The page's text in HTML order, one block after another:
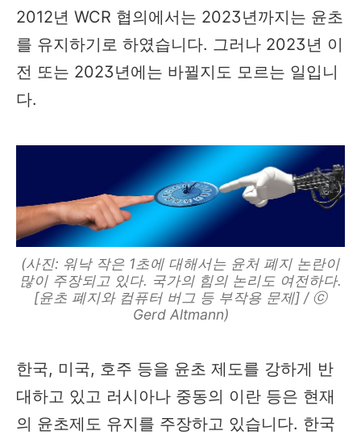
2012년 WCR 협의에서는 2023년까지는 윤초
를 유지하기로 하였습니다. 그러나 2023년 이
전 또는 2023년에는 바뀔지도 모르는 일입니
다.
(사진: 워낙 작은 1초에 대해서는 윤처 폐지 논란이
많이 주장되고 있다. 국가의 힘의 논리도 여전하다.
[윤초 폐지와 컴퓨터 버그 등 부작용 문제] / ⓒ
Gerd Altmann)
한국, 미국, 호주 등을 윤초 제도를 강하게 반
대하고 있고 러시아나 중동의 이란 등은 현재
의 윤초제도 유지를 주장하고 있습니다. 한국